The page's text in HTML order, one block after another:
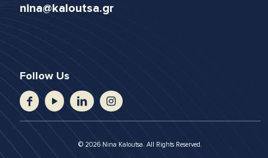
nina@kaloutsa.gr
Follow Us
© 2026 Nina Kaloutsa. All Rights Reserved.